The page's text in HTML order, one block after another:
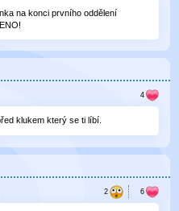
na konci prvního oddělení
klukem který se ti líbí.